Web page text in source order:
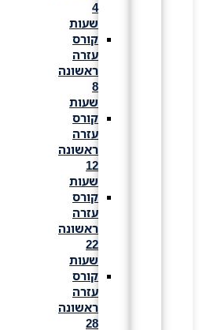
שעות
קורס
עזרה
ראשונה
שעות
קורס
עזרה
ראשונה
שעות
קורס
עזרה
ראשונה
שעות
קורס
עזרה
ראשונה